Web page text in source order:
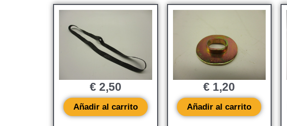
€2,50
Añadir al carrito
€ 1,20
Añadir al carrito